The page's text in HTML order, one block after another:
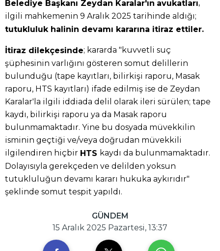
Belediye Başkanı Zeydan Karalar'ın avukatları,
ilgili mahkemenin 9 Aralık 2025 tarihinde aldığı;
tutukluluk halinin devamı kararına itiraz ettiler.
İtiraz dilekçesinde; kararda "kuvvetli suç
şüphesinin varlığını gösteren somut delillerin
bulunduğu (tape kayıtları, bilirkişi raporu, Masak
raporu, HTS kayıtları) ifade edilmiş ise de Zeydan
Karalar'la ilgili iddiada delil olarak ileri sürülen; tape
kaydı, bilirkişi raporu ya da Masak raporu
bulunmamaktadır. Yine bu dosyada müvekkilin
isminin geçtiği ve/veya doğrudan müvekkili
ilgilendiren hiçbir HTS kaydı da bulunmamaktadır.
Dolayısıyla gerekçeden ve delilden yoksun
tutukluluğun devamı kararı hukuka aykırıdır"
şeklinde somut tespit yapıldı.
GÜNDEM
15 Aralık 2025 Pazartesi, 13:37